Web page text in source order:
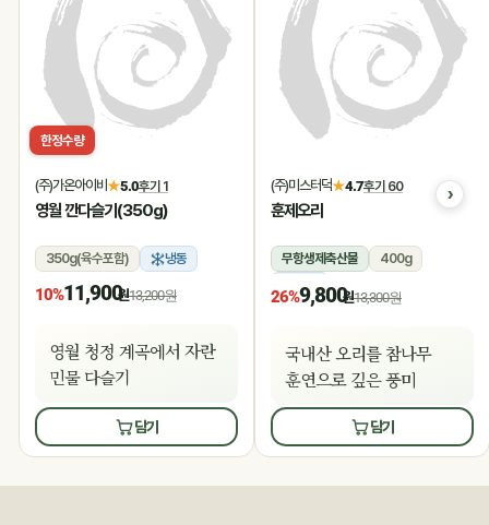
한정수량
(주)가온아이비 ★5.0후기 1
영월 깐다슬기(350g)
350g(육수포함) 냉동
10%11,900원13,200원
영월 청정 계곡에서 자란
민물 다슬기
담기
(주)미스터덕★4.7후기 60
훈제오리
무항생제축산물
400g
냉동
26%9,800원13,300원
국내산 오리를 참나무
훈연으로 깊은 풍미
담기